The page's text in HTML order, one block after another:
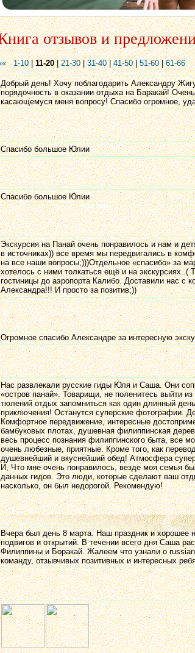
отзывов и
1-10|11-20|21-30|31-40|41-50|51-60|61-66
Добрый день! Хочу поблагодарить Александру
порядочность в оказании отдыха на Баракай!
касающемуся меня вопросу! Спасибо огромное,
Спасибо большое Юлии
Спасибо большое Юлии
Экскурсия на Панай очень понравилось и нам и
в источниках)) все время мы передвигались в
на все наши вопросы;)))Отдельное «спасибо» за
хотелось с ними толкаться ещё и на экскурсиях..(
гостиницы до аэропорта Калибо. Доставили нас с
Александра!!! И просто за позитив;))
Огромное спасибо Александре за интересную
Нас развлекали русские гиды Юля и Саша. Они
«остров панай». Товарищи, не поленитесь выйти
тюлений отдых запомниться как один длинный
приключения! Останутся суперские фотографии.
Комфортное передвижение, интересные
бамбуковых плотах, душевная филиппинская
весь процесс познания филиппинского быта, все
очень любезные, приятные. Кроме того, как
душевнейший и вкуснейший обед! Атмосфера
И, Что мне очень понравилось, везде моя семья
данных гидов. Это люди, которые сделают ваш
насколько, он был недорогой. Рекомендую!
Вчера был день 8 марта. Наш праздник и хорошее
подвигов и открытий. В течении всего дня Саша
Филиппины и Боракай. Жалеем что узнали о
команду, отзывчивых позитивных и интересных